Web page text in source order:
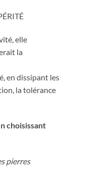
elle
la
en dissipant les
la tolérance
choisissant
pierres